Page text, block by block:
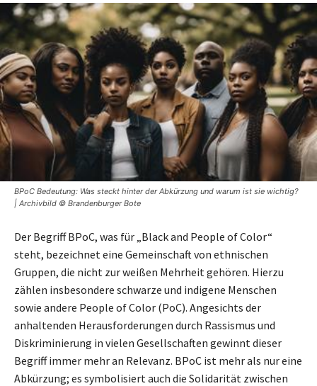
BPoC Bedeutung: Was steckt hinter der Abkürzung und warum ist sie wichtig?
| Archivbild © Brandenburger Bote
Der Begriff BPoC, was für „Black and People of Color“
steht, bezeichnet eine Gemeinschaft von ethnischen
Gruppen, die nicht zur weißen Mehrheit gehören. Hierzu
zählen insbesondere schwarze und indigene Menschen
sowie andere People of Color (PoC). Angesichts der
anhaltenden Herausforderungen durch Rassismus und
Diskriminierung in vielen Gesellschaften gewinnt dieser
Begriff immer mehr an Relevanz. BPoC ist mehr als nur eine
Abkürzung; es symbolisiert auch die Solidarität zwischen